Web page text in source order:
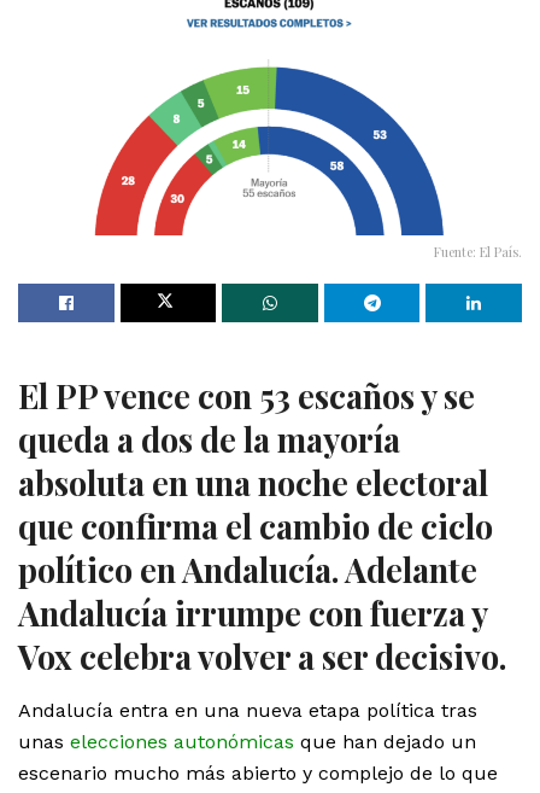
Fuente: El País.
El PP vence con 53 escaños y se
queda a dos de la mayoría
absoluta en una noche electoral
que confirma el cambio de ciclo
político en Andalucía. Adelante
Andalucía irrumpe con fuerza y
Vox celebra volver a ser decisivo.
Andalucía entra en una nueva etapa política tras
unas elecciones autonómicas que han dejado un
escenario mucho más abierto y complejo de lo que